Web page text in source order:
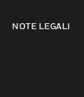
NOTE LEGALI